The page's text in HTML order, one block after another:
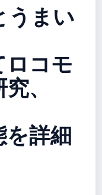
うまい
コモ
、
詳細